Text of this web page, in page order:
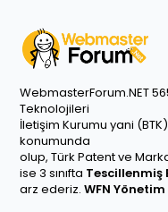
WebmasterForum.NET
Teknolojileri
İletişim Kurumu yani
konumunda
olup, Türk Patent ve
ise 3 sınıfta Tescillenmiş
arz ederiz. WFN Yönetim